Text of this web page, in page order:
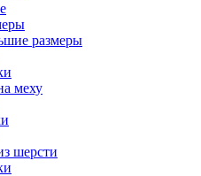
размеры
меху
шерсти